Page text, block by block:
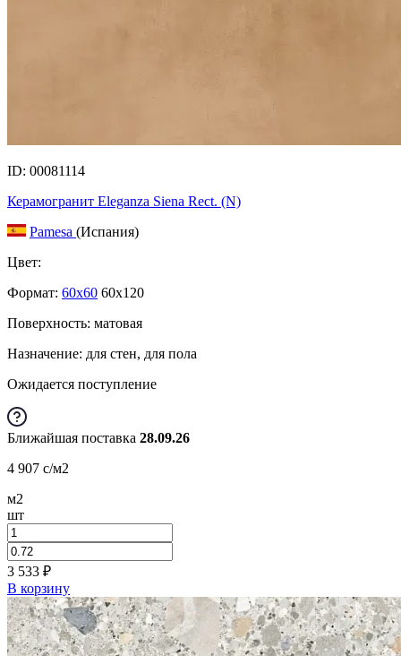
ID: 00081114
Керамогранит Eleganza Siena Rect. (N)
Pamesa (Испания)
Цвет:
Формат: 60x60 60x120
Поверхность: матовая
Назначение: для стен, для пола
Ожидается поступление
Ближайшая поставка 28.09.26
4 907 c/м2
м2
шт
3 533 ₽
В корзину